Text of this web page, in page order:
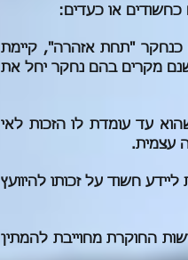
או כעדים:
"תחת אזהרה", קיימת
מקרים בהם נחקר יחל את
עד עומדת לו הזכות לאי
עצמית.
חשוד על זכותו להיוועץ
החוקרת מחוייבת להמתין